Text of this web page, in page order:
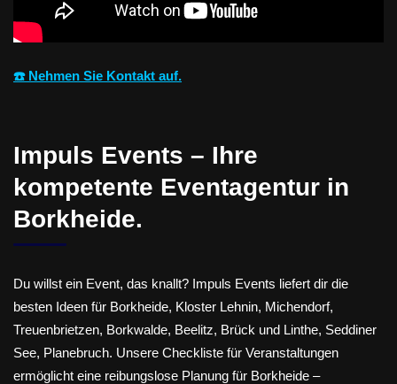
☎️ Nehmen Sie Kontakt auf.
Impuls Events – Ihre
kompetente Eventagentur in
Borkheide.
Du willst ein Event, das knallt? Impuls Events liefert dir die
besten Ideen für Borkheide, Kloster Lehnin, Michendorf,
Treuenbrietzen, Borkwalde, Beelitz, Brück und Linthe, Seddiner
See, Planebruch. Unsere Checkliste für Veranstaltungen
ermöglicht eine reibungslose Planung für Borkheide –